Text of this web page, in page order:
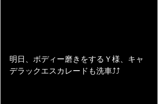
明日、ボディー磨きをするＹ様、キャ
デラックエスカレードも洗車⤴⤴